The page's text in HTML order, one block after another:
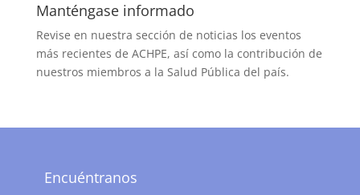
Manténgase informado
Revise en nuestra sección de noticias los eventos
más recientes de ACHPE, así como la contribución de
nuestros miembros a la Salud Pública del país.
Encuéntranos